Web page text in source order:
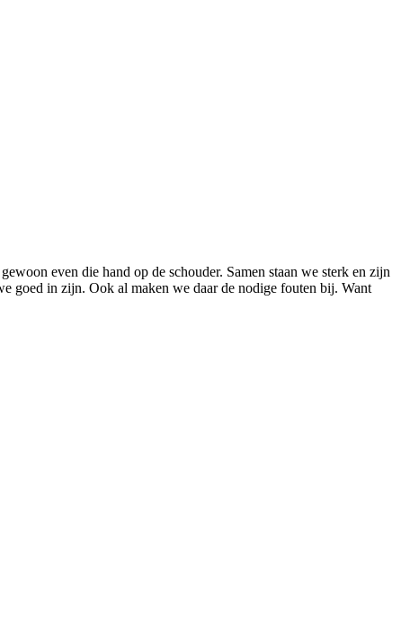
even die hand op de schouder. Samen staan we sterk en zijn
goed in zijn. Ook al maken we daar de nodige fouten bij. Want